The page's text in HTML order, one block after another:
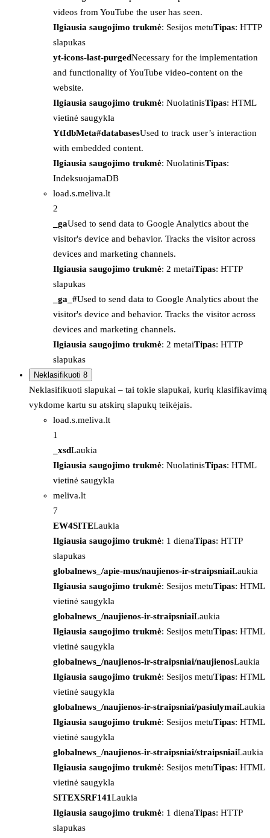
videos from YouTube the user has seen.
Ilgiausia saugojimo trukmė: Sesijos metuTipas: HTTP
slapukas
yt-icons-last-purgedNecessary for the implementation
and functionality of YouTube video-content on the
website.
Ilgiausia saugojimo trukmė: NuolatinisTipas: HTML
vietinė saugykla
YtIdbMeta#databasesUsed to track user’s interaction
with embedded content.
Ilgiausia saugojimo trukmė: NuolatinisTipas:
IndeksuojamaDB
load.s.meliva.lt
2
_gaUsed to send data to Google Analytics about the
visitor's device and behavior. Tracks the visitor across
devices and marketing channels.
Ilgiausia saugojimo trukmė: 2 metaiTipas: HTTP
slapukas
_ga_#Used to send data to Google Analytics about the
visitor's device and behavior. Tracks the visitor across
devices and marketing channels.
Ilgiausia saugojimo trukmė: 2 metaiTipas: HTTP
slapukas
Neklasifikuoti 8
Neklasifikuoti slapukai – tai tokie slapukai, kurių klasifikavimą
vykdome kartu su atskirų slapukų teikėjais.
load.s.meliva.lt
1
_xsdLaukia
Ilgiausia saugojimo trukmė: NuolatinisTipas: HTML
vietinė saugykla
meliva.lt
7
EW4SITELaukia
Ilgiausia saugojimo trukmė: 1 dienaTipas: HTTP
slapukas
globalnews_/apie-mus/naujienos-ir-straipsniaiLaukia
Ilgiausia saugojimo trukmė: Sesijos metuTipas: HTML
vietinė saugykla
globalnews_/naujienos-ir-straipsniaiLaukia
Ilgiausia saugojimo trukmė: Sesijos metuTipas: HTML
vietinė saugykla
globalnews_/naujienos-ir-straipsniai/naujienosLaukia
Ilgiausia saugojimo trukmė: Sesijos metuTipas: HTML
vietinė saugykla
globalnews_/naujienos-ir-straipsniai/pasiulymaiLaukia
Ilgiausia saugojimo trukmė: Sesijos metuTipas: HTML
vietinė saugykla
globalnews_/naujienos-ir-straipsniai/straipsniaiLaukia
Ilgiausia saugojimo trukmė: Sesijos metuTipas: HTML
vietinė saugykla
SITEXSRF141Laukia
Ilgiausia saugojimo trukmė: 1 dienaTipas: HTTP
slapukas